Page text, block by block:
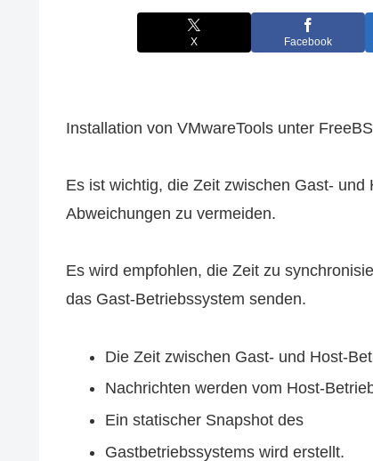
X Facebook
Installation von VMwareTools unter
Es ist wichtig, die Zeit zwischen Gast-
Abweichungen zu vermeiden.
Es wird empfohlen, die Zeit zu
das Gast-Betriebssystem senden.
Die Zeit zwischen Gast- und Host-
Nachrichten werden vom Host-
Ein statischer Snapshot des
Gastbetriebssystems wird erstellt.